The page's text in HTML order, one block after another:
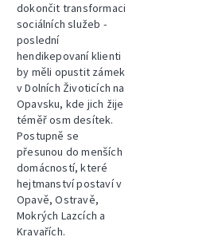
dokončit transformaci
sociálních služeb -
poslední
hendikepovaní klienti
by měli opustit zámek
v Dolních Životicích na
Opavsku, kde jich žije
téměř osm desítek.
Postupně se
přesunou do menších
domácností, které
hejtmanství postaví v
Opavě, Ostravě,
Mokrých Lazcích a
Kravařích.